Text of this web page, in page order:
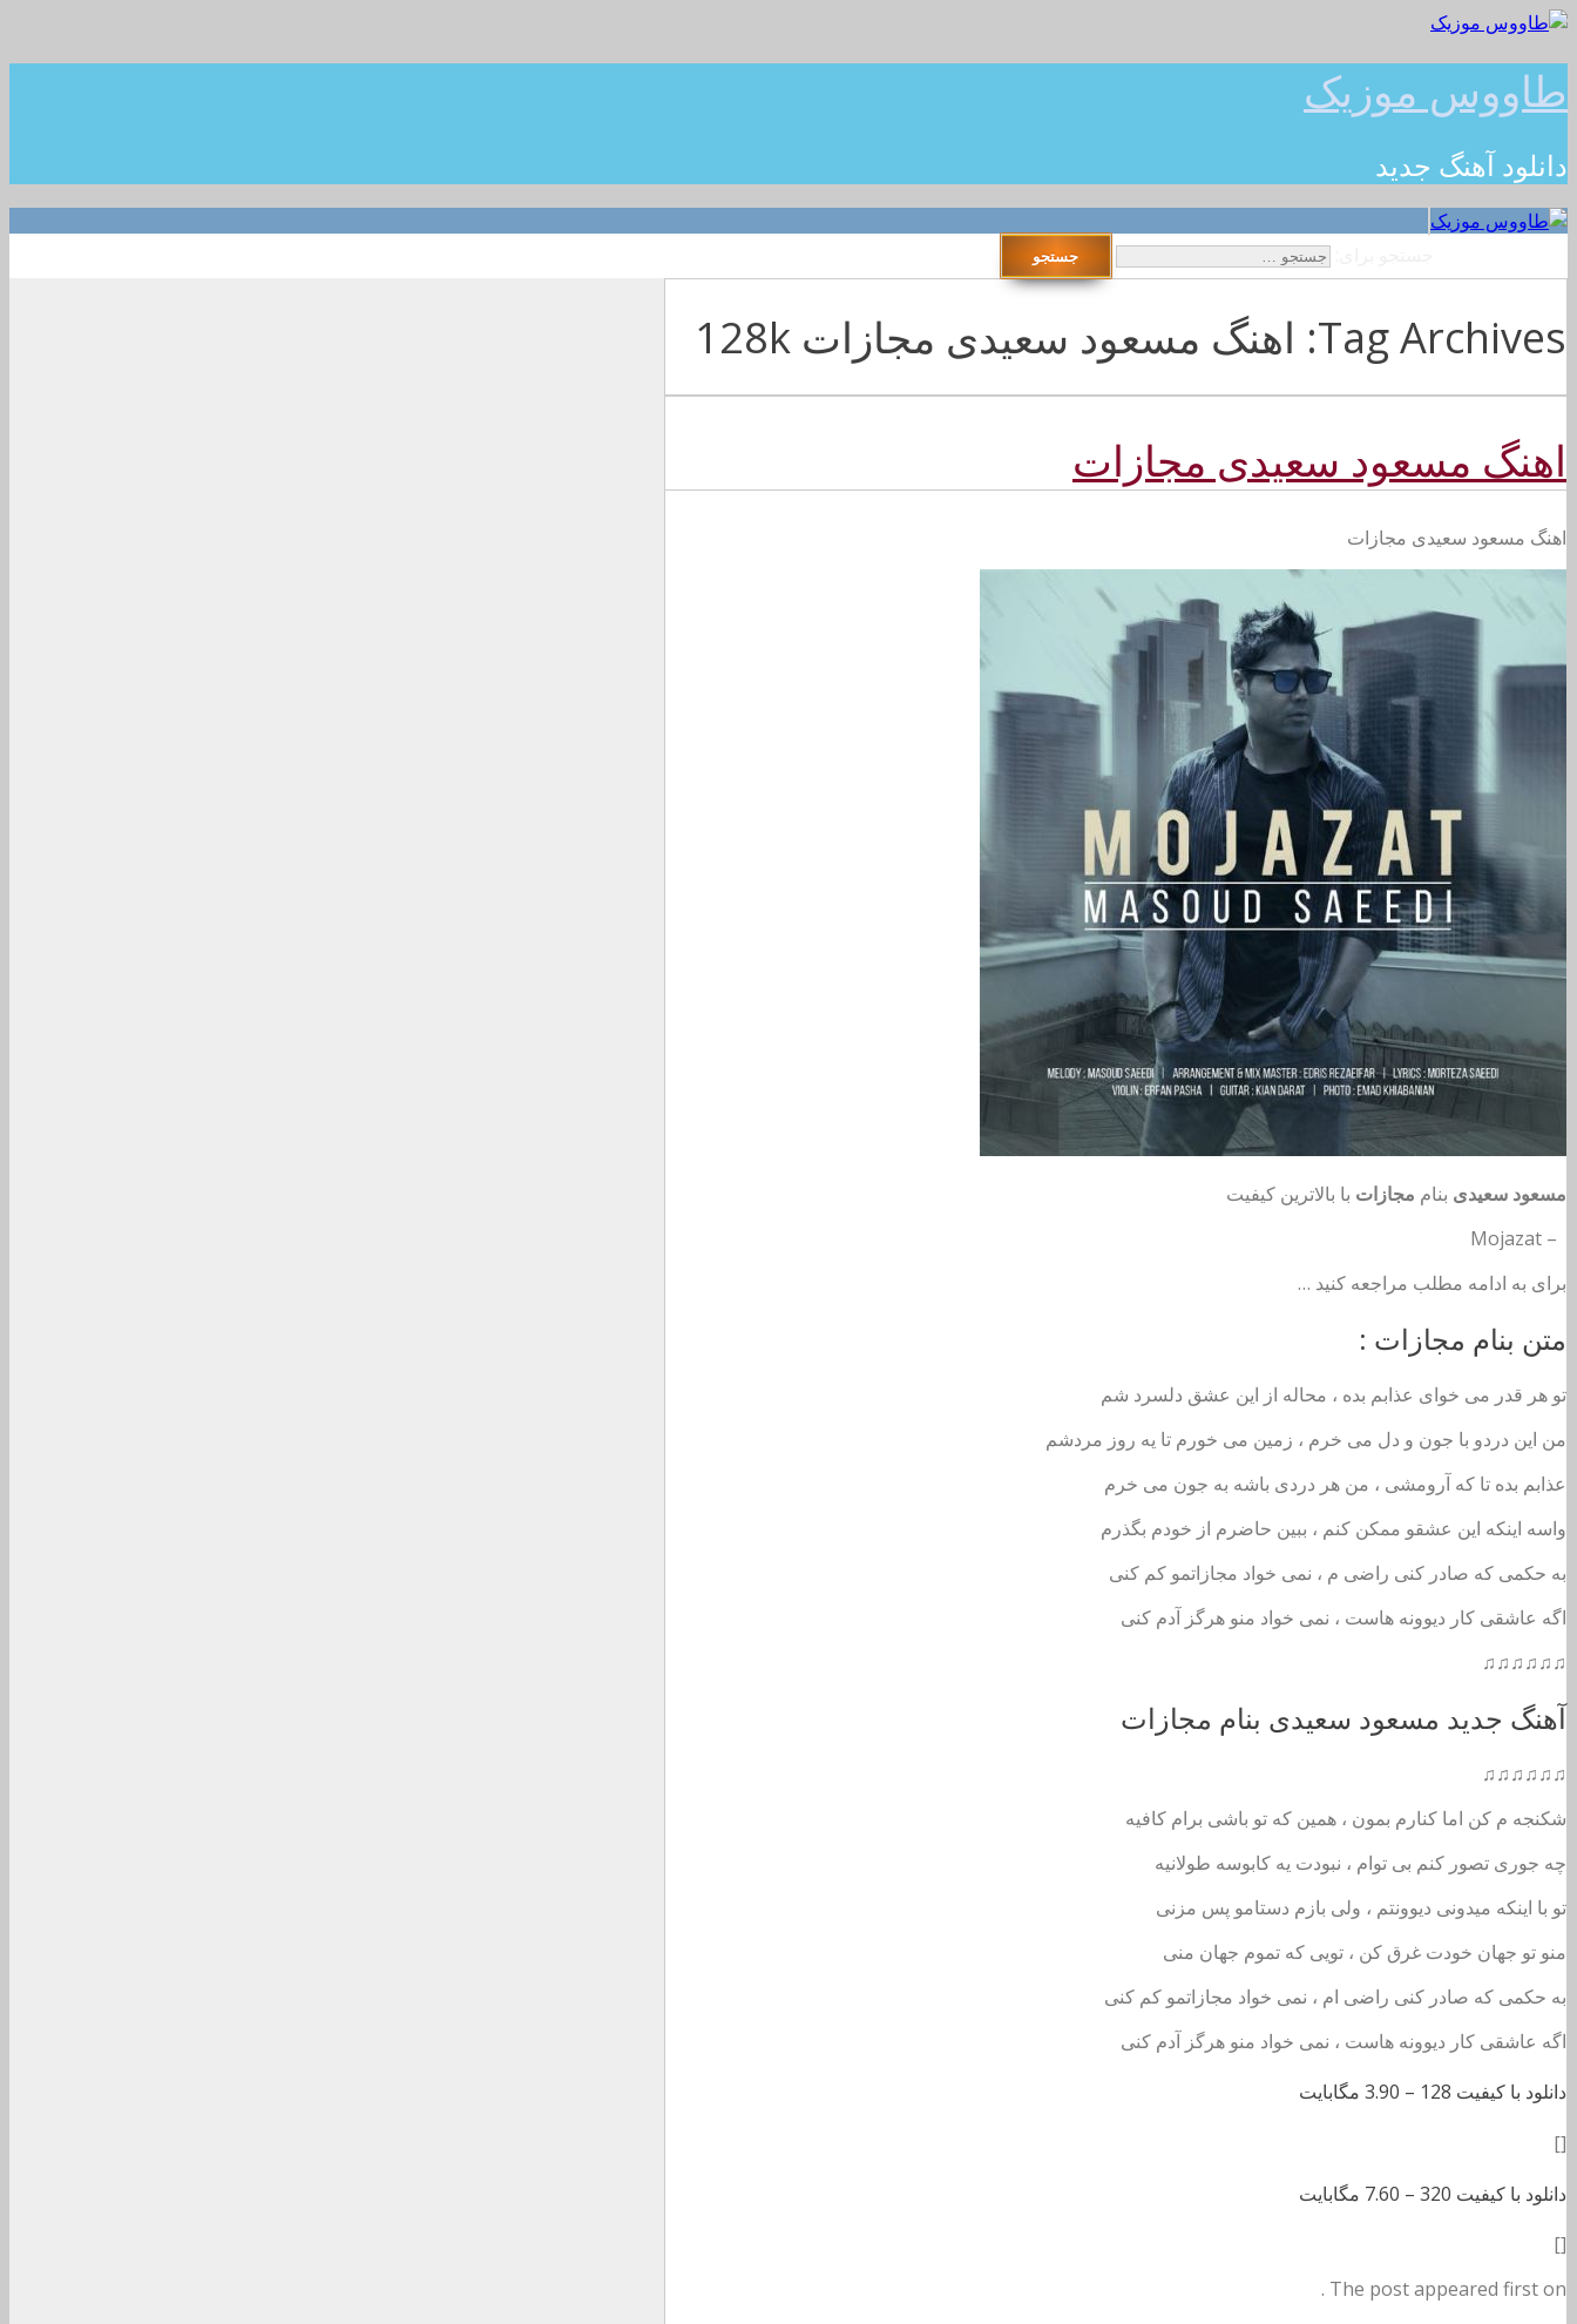
طاووس موزیک
دانلود آهنگ جدید
Tag Archives: اهنگ مسعود سعیدی مجازات 128k
اهنگ مسعود سعیدی مجازات
اهنگ مسعود سعیدی مجازات
مسعود سعیدی بنام مجازات با بالاترین کیفیت
– Mojazat
برای به ادامه مطلب مراجعه کنید …
متن بنام مجازات :
تو هر قدر می خوای عذابم بده ، محاله از این عشق دلسرد شم
من این دردو با جون و دل می خرم ، زمین می خورم تا یه روز مردشم
عذابم بده تا که آرومشی ، من هر دردی باشه به جون می خرم
واسه اینکه این عشقو ممکن کنم ، ببین حاضرم از خودم بگذرم
به حکمی که صادر کنی راضی م ، نمی خواد مجازاتمو کم کنی
اگه عاشقی کار دیوونه هاست ، نمی خواد منو هرگز آدم کنی
♫♫♫♫♫♫
آهنگ جدید مسعود سعیدی بنام مجازات
♫♫♫♫♫♫
شکنجه م کن اما کنارم بمون ، همین که تو باشی برام کافیه
چه جوری تصور کنم بی توام ، نبودت یه کابوسه طولانیه
تو با اینکه میدونی دیوونتم ، ولی بازم دستامو پس مزنی
منو تو جهان خودت غرق کن ، تویی که تموم جهان منی
به حکمی که صادر کنی راضی ام ، نمی خواد مجازاتمو کم کنی
اگه عاشقی کار دیوونه هاست ، نمی خواد منو هرگز آدم کنی
دانلود با کیفیت 128 –
3.90 مگابایت
[]
دانلود با کیفیت 320 –
7.60 مگابایت
[]
The post appeared first on .